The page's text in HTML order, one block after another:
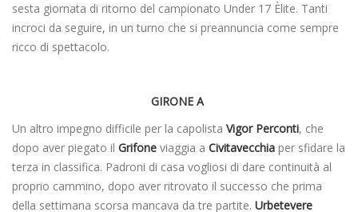
sesta giornata di ritorno del campionato Under 17 Èlite. Tanti
incroci da seguire, in un turno che si preannuncia come sempre
ricco di spettacolo.
GIRONE A
Un altro impegno difficile per la capolista Vigor Perconti, che
dopo aver piegato il Grifone viaggia a Civitavecchia per sfidare la
terza in classifica. Padroni di casa vogliosi di dare continuità al
proprio cammino, dopo aver ritrovato il successo che prima
della settimana scorsa mancava da tre partite. Urbetevere